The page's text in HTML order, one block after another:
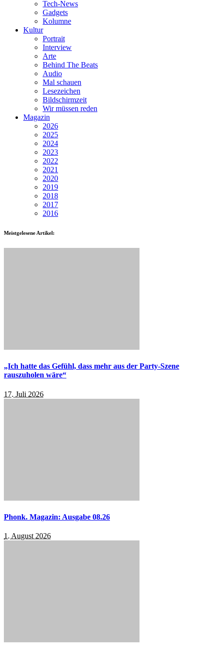
Tech-News
Gadgets
Kolumne
Kultur
Portrait
Interview
Arte
Behind The Beats
Audio
Mal schauen
Lesezeichen
Bildschirmzeit
Wir müssen reden
Magazin
2026
2025
2024
2023
2022
2021
2020
2019
2018
2017
2016
Meistgelesene Artikel:
„Ich hatte das Gefühl, dass mehr aus der Party-Szene
rauszuholen wäre“
17. Juli 2026
Phonk. Magazin: Ausgabe 08.26
1. August 2026